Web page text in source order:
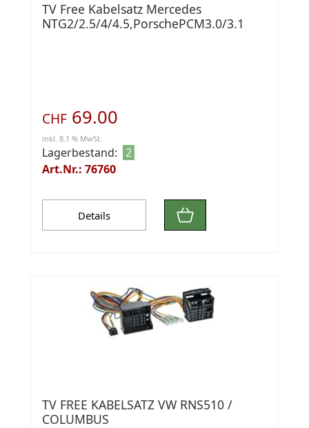
TV Free Kabelsatz Mercedes
NTG2/2.5/4/4.5,PorschePCM3.0/3.1
CHF 69.00
inkl. 8.1 % MwSt.
Lagerbestand: 2
Art.Nr.: 76760
Details
TV FREE KABELSATZ VW RNS510 /
COLUMBUS